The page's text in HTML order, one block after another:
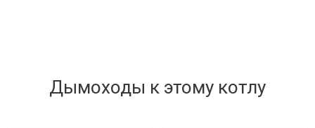
Дымоходы к этому котлу